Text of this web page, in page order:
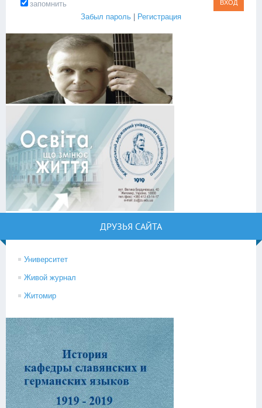
запомнить
Забыл пароль
Регистрация
ДРУЗЬЯ САЙТА
Университет
Живой журнал
Житомир